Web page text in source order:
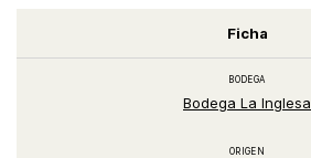
Ficha
BODEGA
Bodega La Inglesa
ORIGEN